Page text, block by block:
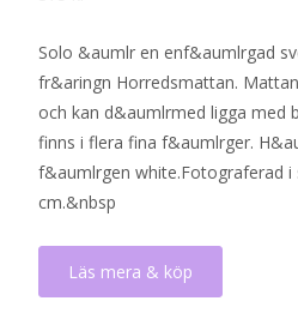
Solo &aumlr en enf&aumlrgad
fr&aringn Horredsmattan.
och kan d&aumlrmed ligga med
finns i flera fina f&aumlrger.
f&aumlrgen white.Fotograferad i
cm.&nbsp
Läs mera & köp